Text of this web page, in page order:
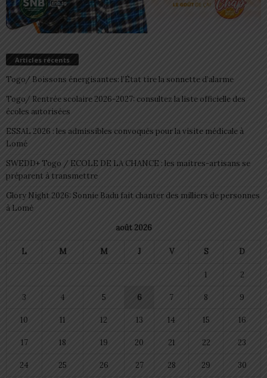
Articles récents
Togo/ Boissons énergisantes: l’État tire la sonnette d’alarme
Togo/ Rentrée scolaire 2026-2027: consultez la liste officielle des
écoles autorisées
ESSAL 2026 : les admissibles convoqués pour la visite médicale à
Lomé
SWEDD+ Togo / ECOLE DE LA CHANCE : les maitres-artisans se
préparent à transmettre
Glory Night 2026: Sonnie Badu fait chanter des milliers de personnes
à Lomé
août 2026
L M M J V S D
1 2
3 4 5 6 7 8 9
10 11 12 13 14 15 16
17 18 19 20 21 22 23
24 25 26 27 28 29 30